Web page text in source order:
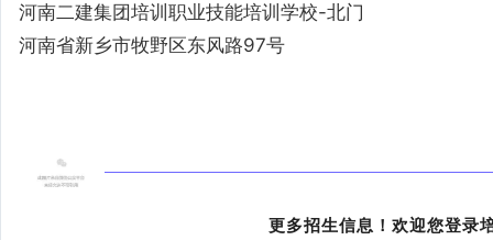
河南二建集团培训职业技能培训学校-北门
河南省新乡市牧野区东风路97号
更多招生信息！欢迎您登录